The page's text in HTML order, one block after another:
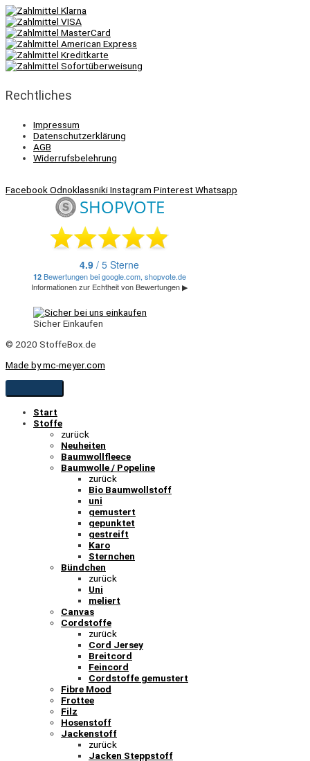
Rechtliches
Impressum
Datenschutzerklärung
AGB
Widerrufsbelehrung
FacebookOdnoklassnikiInstagram PinterestWhatsapp
Sicher Einkaufen
© 2020 StoffeBox.de
Made by mc-meyer.com
Start
Stoffe
zurück
Neuheiten
Baumwollfleece
Baumwolle / Popeline
zurück
Bio Baumwollstoff
uni
gemustert
gepunktet
gestreift
Karo
Sternchen
Bündchen
zurück
Uni
meliert
Canvas
Cordstoffe
zurück
Cord Jersey
Breitcord
Feincord
Cordstoffe gemustert
Fibre Mood
Frottee
Filz
Hosenstoff
Jackenstoff
zurück
Jacken Steppstoff